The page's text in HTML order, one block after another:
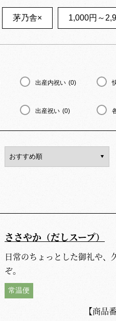
茅乃舎× 1,000円～
出産内祝い (0)
出産祝い (0)
ささやか（だしスープ）
日常のちょっとした御礼や、
ぞ。
常温便
【商品